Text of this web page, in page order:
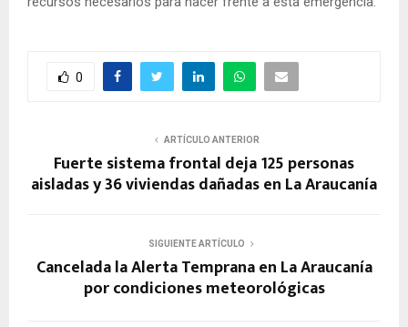
0
ARTÍCULO ANTERIOR
Fuerte sistema frontal deja 125 personas
aisladas y 36 viviendas dañadas en La Araucanía
SIGUIENTE ARTÍCULO
Cancelada la Alerta Temprana en La Araucanía
por condiciones meteorológicas